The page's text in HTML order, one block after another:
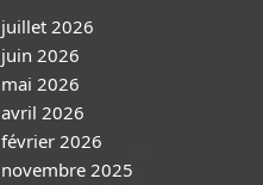
juillet 2026
juin 2026
mai 2026
avril 2026
février 2026
novembre 2025